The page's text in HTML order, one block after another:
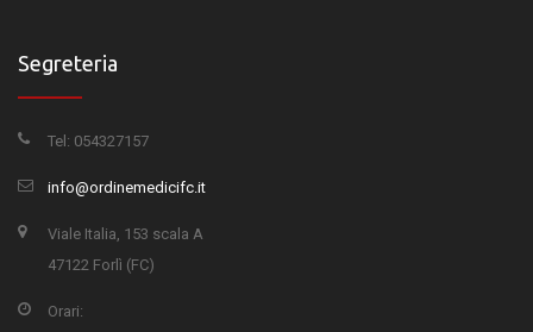
Segreteria
Tel: 054327157
info@ordinemedicifc.it
Viale Italia, 153 scala A
47122 Forlì (FC)
Orari: